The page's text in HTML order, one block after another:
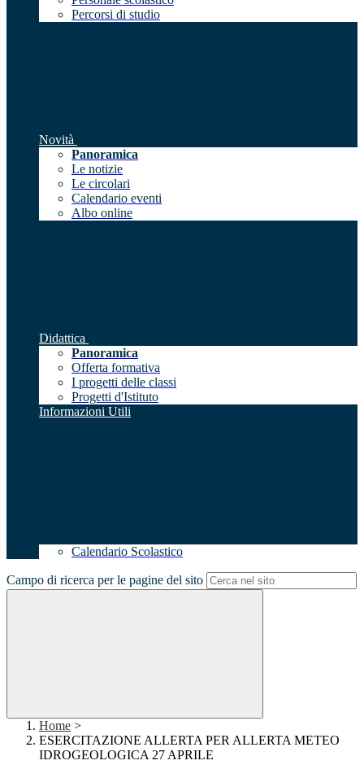
Percorsi di studio
Novità
Panoramica
Le notizie
Le circolari
Calendario eventi
Albo online
Didattica
Panoramica
Offerta formativa
I progetti delle classi
Progetti d'Istituto
Informazioni Utili
Calendario Scolastico
Campo di ricerca per le pagine del sito
Home >
ESERCITAZIONE ALLERTA PER ALLERTA METEO
IDROGEOLOGICA 27 APRILE